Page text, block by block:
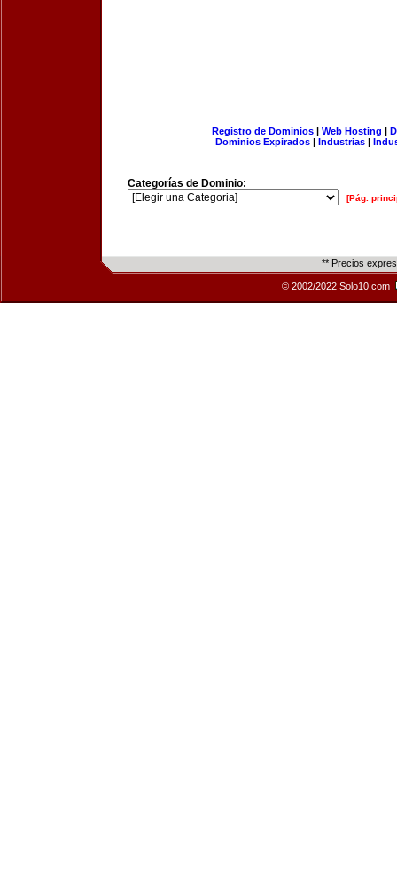
Registro de Dominios| Web Hosting |
Dominios Expirados | Industrias |
Categorías de Dominio:
[Pág.
** Precios
© 2002/2022 Solo10.com